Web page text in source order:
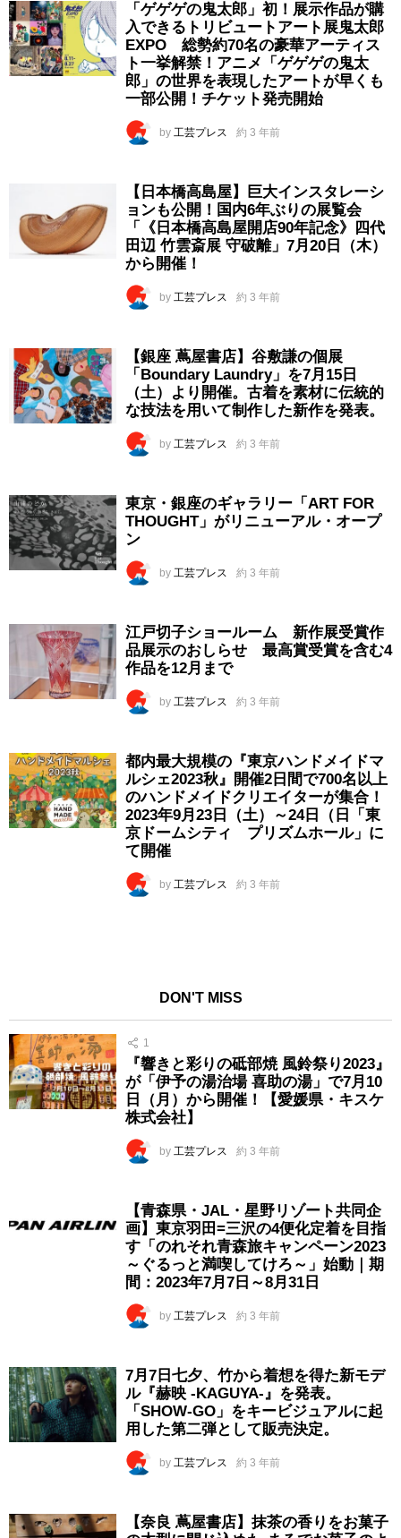
「ゲゲゲの鬼太郎」初！展示作品が購
入できるトリビュートアート展鬼太郎
EXPO 総勢約70名の豪華アーティス
ト一挙解禁！アニメ「ゲゲゲの鬼太
郎」の世界を表現したアートが早くも
一部公開！チケット発売開始
by 工芸プレス 約 3 年前
【日本橋高島屋】巨大インスタレーシ
ョンも公開！国内6年ぶりの展覧会
「《日本橋高島屋開店90年記念》四代
田辺 竹雲斎展 守破離」7月20日（木）
から開催！
by 工芸プレス 約 3 年前
【銀座 蔦屋書店】谷敷謙の個展
「Boundary Laundry」を7月15日
（土）より開催。古着を素材に伝統的
な技法を用いて制作した新作を発表。
by 工芸プレス 約 3 年前
東京・銀座のギャラリー「ART FOR
THOUGHT」がリニューアル・オープ
ン
by 工芸プレス 約 3 年前
江戸切子ショールーム 新作展受賞作
品展示のおしらせ 最高賞受賞を含む4
作品を12月まで
by 工芸プレス 約 3 年前
都内最大規模の『東京ハンドメイドマ
ルシェ2023秋』開催2日間で700名以上
のハンドメイドクリエイターが集合！
2023年9月23日（土）～24日（日「東
京ドームシティ プリズムホール」に
て開催
by 工芸プレス 約 3 年前
DON'T MISS
1
『響きと彩りの砥部焼 風鈴祭り2023』
が「伊予の湯治場 喜助の湯」で7月10
日（月）から開催！【愛媛県・キスケ
株式会社】
by 工芸プレス 約 3 年前
【青森県・JAL・星野リゾート共同企
画】東京羽田=三沢の4便化定着を目指
す「のれそれ青森旅キャンペーン2023
～ぐるっと満喫してけろ～」始動｜期
間：2023年7月7日～8月31日
by 工芸プレス 約 3 年前
7月7日七夕、竹から着想を得た新モデ
ル『赫映 -KAGUYA-』を発表。
「SHOW-GO」をキービジュアルに起
用した第二弾として販売決定。
by 工芸プレス 約 3 年前
【奈良 蔦屋書店】抹茶の香りをお菓子